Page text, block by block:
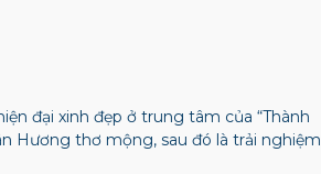
đại xinh đẹp ở trung tâm của “Thành
Hương thơ mộng, sau đó là trải nghiệm